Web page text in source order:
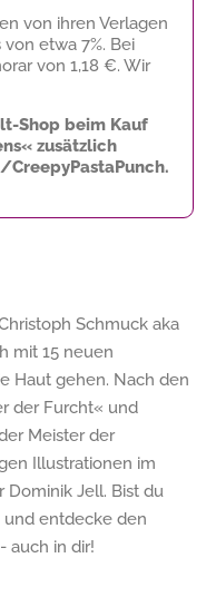
von ihren Verlagen
etwa 7%. Bei
von 1,18 €. Wir
Shop beim Kauf
zusätzlich
Schmuck aka
mit 15 neuen
Haut gehen. Nach den
der Furcht« und
Meister der
Illustrationen im
Dominik Jell. Bist du
und entdecke den
auch in dir!